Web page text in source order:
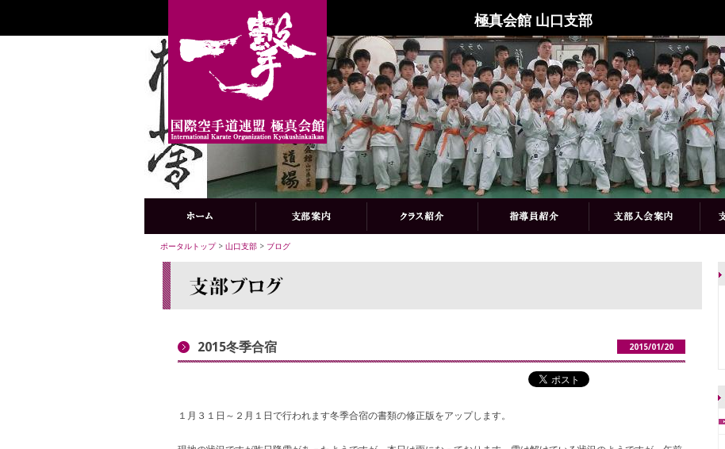
極真会館 山口支部
ポータルトップ> 山口支部 > ブログ
2015冬季合宿 2015/01/20
１月３１日～２月１日で行われます冬季合宿の書類の修正版をアップします。